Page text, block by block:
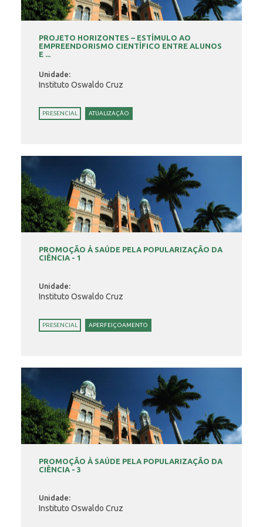
PROJETO HORIZONTES – ESTÍMULO AO
EMPREENDORISMO CIENTÍFICO ENTRE ALUNOS
E ...
Unidade:
Instituto Oswaldo Cruz
PRESENCIAL ATUALIZAÇÃO
PROMOÇÃO À SAÚDE PELA POPULARIZAÇÃO DA
CIÊNCIA - 1
Unidade:
Instituto Oswaldo Cruz
PRESENCIAL APERFEIÇOAMENTO
PROMOÇÃO À SAÚDE PELA POPULARIZAÇÃO DA
CIÊNCIA - 3
Unidade:
Instituto Oswaldo Cruz